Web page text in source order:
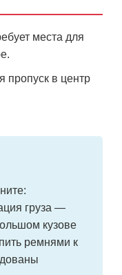
места для
пропуск в центр
груза —
кузове
ремнями к